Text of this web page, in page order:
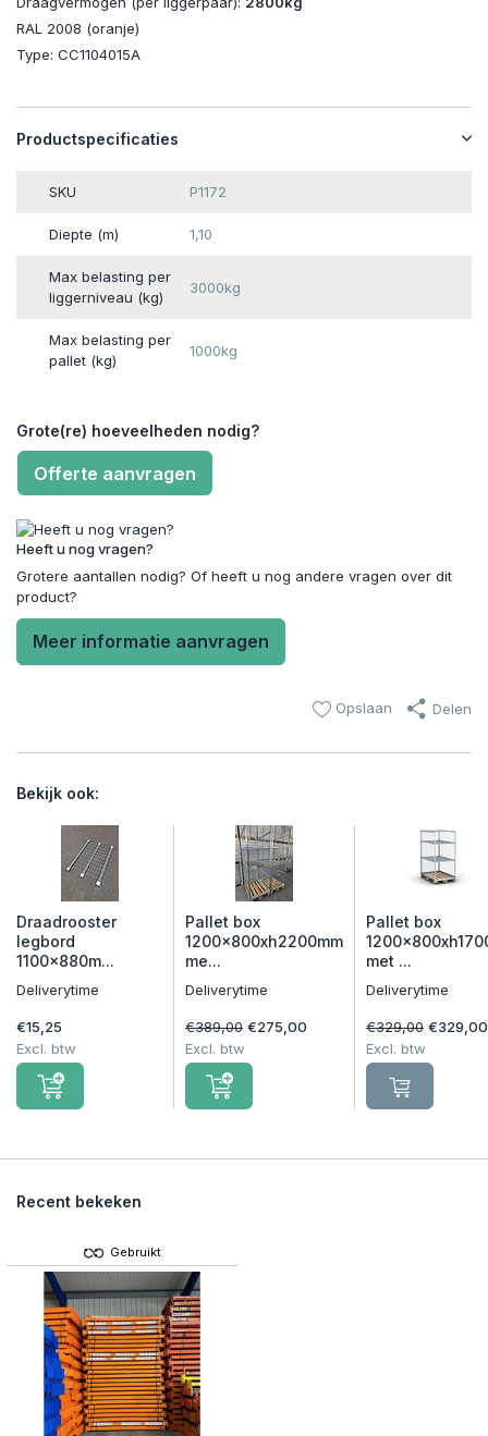
RAL 2008 (oranje)
Type: CC1104015A
Productspecificaties
SKU P1172
Diepte (m) 1,10
Max belasting per
liggerniveau (kg)
3000kg
Max belasting per
pallet (kg)
1000kg
Grote(re) hoeveelheden nodig?
Offerte aanvragen
Heeft u nog vragen?
Grotere aantallen nodig? Of heeft u nog andere vragen over dit
product?
Meer informatie aanvragen
Opslaan Delen
Bekijk ook:
Draadrooster
legbord
1100x880m...
Deliverytime
€15,25
Excl. btw
Pallet box
1200x800xh2200mm
me...
Deliverytime
€389,00 €275,00
Excl. btw
Pallet box
met ...
Deliverytime
€329,00 €329,00
Excl. btw
Recent bekeken
Gebruikt